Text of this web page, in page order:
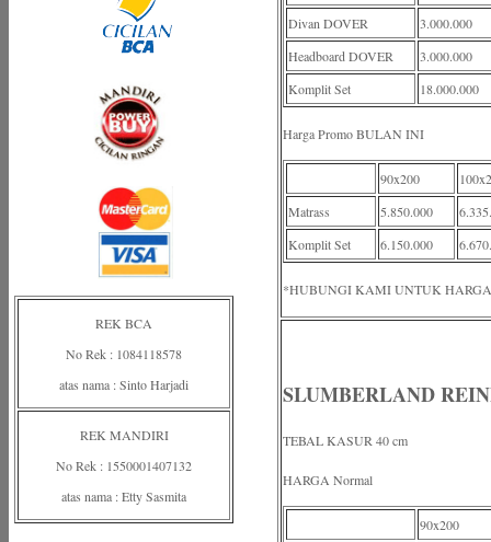
REK BCA
No Rek : 1084118578
atas nama : Sinto Harjadi
REK MANDIRI
No Rek : 1550001407132
atas nama : Etty Sasmita
Divan DOVER
3.000.000
Headboard DOVER
3.000.000
Komplit Set
18.000.000
Harga Promo BULAN INI
90x200
Matrass
5.850.000
Komplit Set
6.150.000
*HUBUNGI KAMI UNTUK
SLUMBERLAND
TEBAL KASUR 40 cm
HARGA Normal
90x200